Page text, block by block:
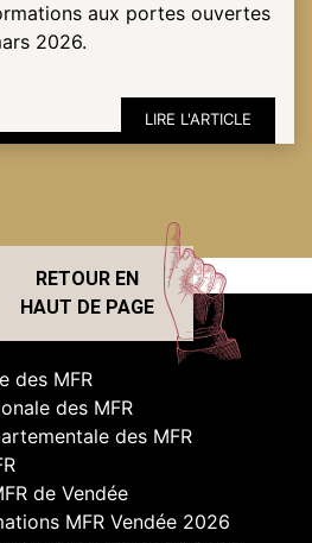
aux portes ouvertes
2026.
LIRE L'ARTICLE
RETOUR EN
HAUT DE PAGE
des MFR
des MFR
des MFR
de Vendée
MFR Vendée 2026